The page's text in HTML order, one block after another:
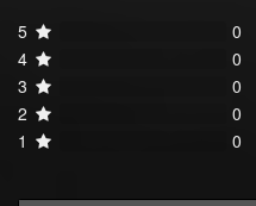
5
0
4
0
3
0
2
0
1
0